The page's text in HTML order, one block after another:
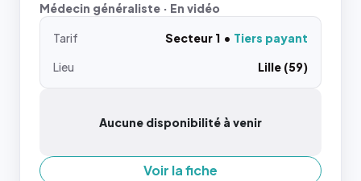
Médecin généraliste · En vidéo
Tarif Secteur 1
Tiers payant
Lieu
Lille (59)
Aucune disponibilité à venir
Voir la fiche